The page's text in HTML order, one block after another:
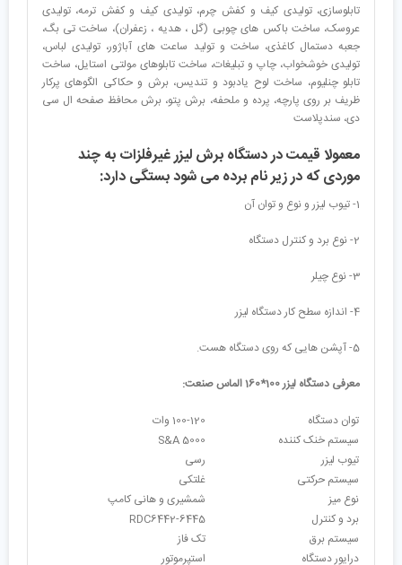
تابلوسازی، تولیدی کیف و کفش چرم، تولیدی کیف و کفش ترمه، تولیدی
عروسک، ساخت باکس های چوبی (گل ، هدیه ، زعفران)، ساخت تی بگ،
جعبه دستمال کاغذی، ساخت و تولید ساعت های آباژور، تولیدی لباس،
تولیدی خوشخواب، چاپ و تبلیغات، ساخت تابلوهای مولتی استایل، ساخت
تابلو چنلیوم، ساخت لوح یادبود و تندیس، برش و حکاکی الگوهای پرکار
ظریف بر روی پارچه، پرده و ملحفه، برش پتو، برش محافظ صفحه ال سی
دی، سندپلاست
معمولا قیمت در دستگاه برش لیزر غیرفلزات به چند
موردی که در زیر نام برده می شود بستگی دارد:
1- تیوب لیزر و نوع و توان آن
2- نوع برد و کنترل دستگاه
3- نوع چیلر
4- اندازه سطح کار دستگاه لیزر
5- آپشن هایی که روی دستگاه هست.
معرفی دستگاه لیزر 100*160 الماس صنعت:
توان دستگاه
100-120 وات
سیستم خنک کننده
S&A 5000
تیوب لیزر
رسی
سیستم حرکتی
غلتکی
نوع میز
شمشیری و هانی کامپ
برد و کنترل
RDC6442-6445
سیستم برق
تک فاز
درایور دستگاه
استپرموتور